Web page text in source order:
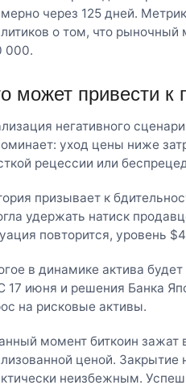
через 125 дней.
о том, что рыночный
000.
может привести к
негативного
уход цены ниже
рецессии или
призывает к
удержать натиск
повторится, уровень
в динамике актива
17 июня и решения Банка
на рисковые активы.
момент биткоин
ценой.
неизбежным.